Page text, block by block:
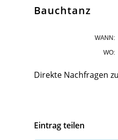
Bauchtanz
WANN:
WO:
Direkte Nachfragen
Eintrag teilen